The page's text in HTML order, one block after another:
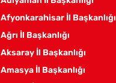
Afyonkarahisar İl Başkanlığı
Ağrı İl Başkanlığı
Aksaray İl Başkanlığı
Amasya İl Başkanlığı